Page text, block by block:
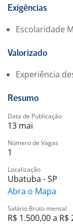
A oportunidade
valoriza o
colaborador.
Benefícios:
-. VALE
Exigências
Escolaridade
Valorizado
Experiência
Resumo
Data de Publicação
13 mai
Número de Vagas
1
Localização
Ubatuba - SP
Abra o Mapa
Salário Bruto mensal
R$ 1.500,00 a R$